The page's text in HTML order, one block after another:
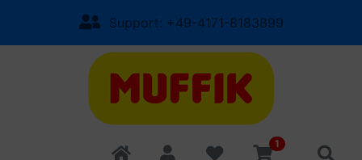
Support: +49-4171-8183899
1